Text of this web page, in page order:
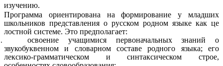
изучению.
Программа ориентирована на формирование у младших
школьников представления о русском родном языке как це
лостной системе. Это предполагает:
освоение учащимися первоначальных знаний о
звукобуквенном и словарном составе родного языка; его
лексико-грамматическом и синтаксическом строе,